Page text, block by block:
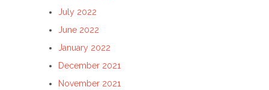
July 2022
June 2022
January 2022
December 2021
November 2021